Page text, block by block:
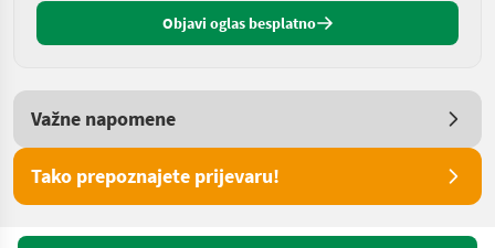
Objavi oglas besplatno
Važne napomene
Tako prepoznajete prijevaru!